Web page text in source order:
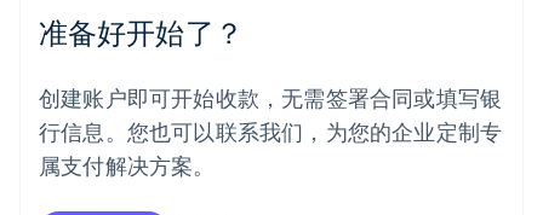
准备好开始了？
创建账户即可开始收款，无需签署合同或填写银
行信息。您也可以联系我们，为您的企业定制专
属支付解决方案。
挪威
葡萄牙
Português English
日本
日本語English
瑞典